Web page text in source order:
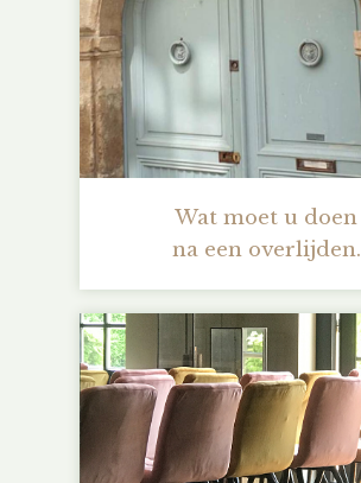
Wat moet u doen
na een overlijden.